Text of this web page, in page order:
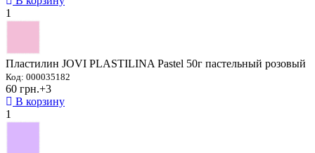
1
Пластилин JOVI PLASTILINA Pastel 50г пастельный розовый
Код: 000035182
60 грн.+3
В корзину
1